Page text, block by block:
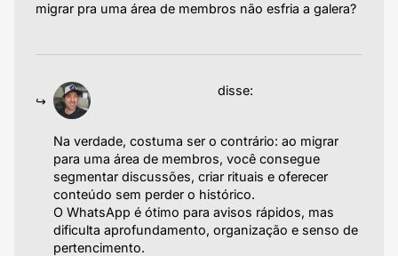
migrar pra uma área de membros não esfria a galera?
disse:
Na verdade, costuma ser o contrário: ao migrar
para uma área de membros, você consegue
segmentar discussões, criar rituais e oferecer
conteúdo sem perder o histórico.
O WhatsApp é ótimo para avisos rápidos, mas
dificulta aprofundamento, organização e senso de
pertencimento.